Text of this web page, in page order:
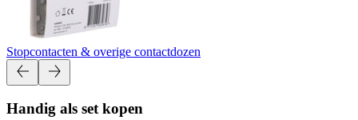
Stopcontacten & overige contactdozen
Handig als set kopen